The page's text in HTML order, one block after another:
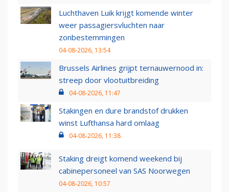
Luchthaven Luik krijgt komende winter
weer passagiersvluchten naar
zonbestemmingen
04-08-2026, 13:54
Brussels Airlines grijpt ternauwernood in:
streep door vlootuitbreiding
04-08-2026, 11:47
Stakingen en dure brandstof drukken
winst Lufthansa hard omlaag
04-08-2026, 11:38
Staking dreigt komend weekend bij
cabinepersoneel van SAS Noorwegen
04-08-2026, 10:57